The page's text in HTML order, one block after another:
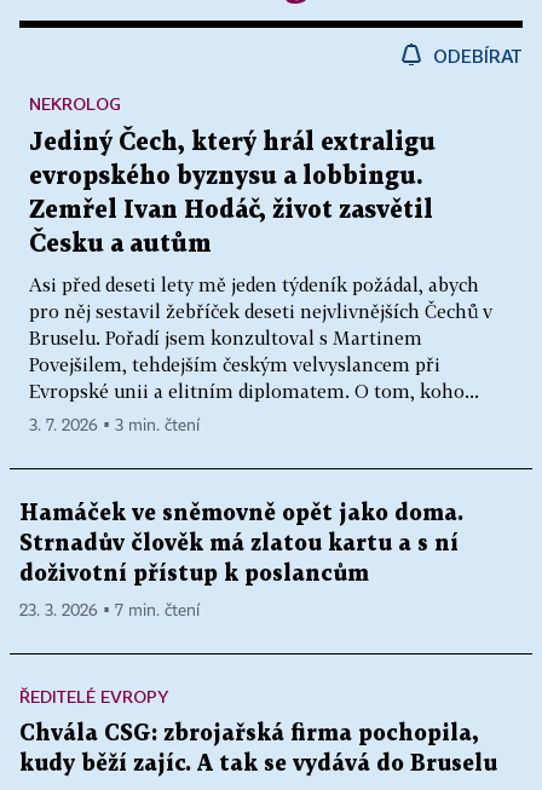
ODEBÍRAT
Jediný Čech, který hrál extraligu
evropského byznysu a lobbingu.
Zemřel Ivan Hodáč, život zasvětil
Česku a autům
Asi před deseti lety mě jeden týdeník požádal, abych
pro něj sestavil žebříček deseti nejvlivnějších Čechů v
Bruselu. Pořadí jsem konzultoval s Martinem
Povejšilem, tehdejším českým velvyslancem při
Evropské unii a elitním diplomatem. O tom, koho...
NEKROLOG
3. 7. 2026 ▪ 3 min. čtení
Hamáček ve sněmovně opět jako doma.
Strnadův člověk má zlatou kartu a s ní
doživotní přístup k poslancům
23. 3. 2026 ▪ 7 min. čtení
ŘEDITELÉ EVROPY
Chvála CSG: zbrojařská firma pochopila,
kudy běží zajíc. A tak se vydává do Bruselu